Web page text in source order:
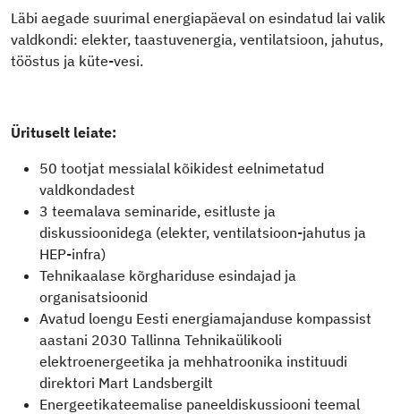
Läbi aegade suurimal energiapäeval on esindatud lai valik
valdkondi: elekter, taastuvenergia, ventilatsioon, jahutus,
tööstus ja küte-vesi.
Ürituselt leiate:
50 tootjat messialal kõikidest eelnimetatud
valdkondadest
3 teemalava seminaride, esitluste ja
diskussioonidega (elekter, ventilatsioon-jahutus ja
HEP-infra)
Tehnikaalase kõrghariduse esindajad ja
organisatsioonid
Avatud loengu Eesti energiamajanduse kompassist
aastani 2030 Tallinna Tehnikaülikooli
elektroenergeetika ja mehhatroonika instituudi
direktori Mart Landsbergilt
Energeetikateemalise paneeldiskussiooni teemal